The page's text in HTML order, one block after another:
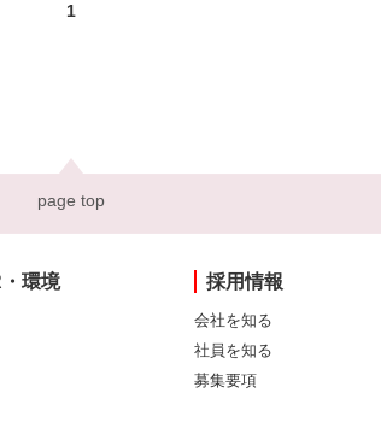
1
page top
環境 採用情報
会社を知る
社員を知る
募集要項